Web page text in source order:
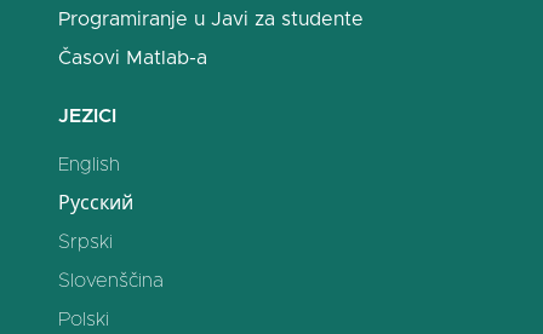
Programiranje u Javi za studente
Časovi Matlab-a
JEZICI
English
Русский
Srpski
Slovenščina
Polski